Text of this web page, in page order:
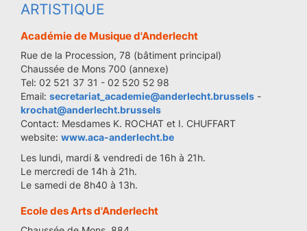
ARTISTIQUE
Académie de Musique d'Anderlecht
Rue de la Procession, 78 (bâtiment principal)
Chaussée de Mons 700 (annexe)
Tel: 02 521 37 31 - 02 520 52 98
Email: secretariat_academie@anderlecht.brussels -
krochat@anderlecht.brussels
Contact: Mesdames K. ROCHAT et I. CHUFFART
website: www.aca-anderlecht.be
Les lundi, mardi & vendredi de 16h à 21h.
Le mercredi de 14h à 21h.
Le samedi de 8h40 à 13h.
Ecole des Arts d'Anderlecht